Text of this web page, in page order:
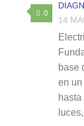
0
14
base
en